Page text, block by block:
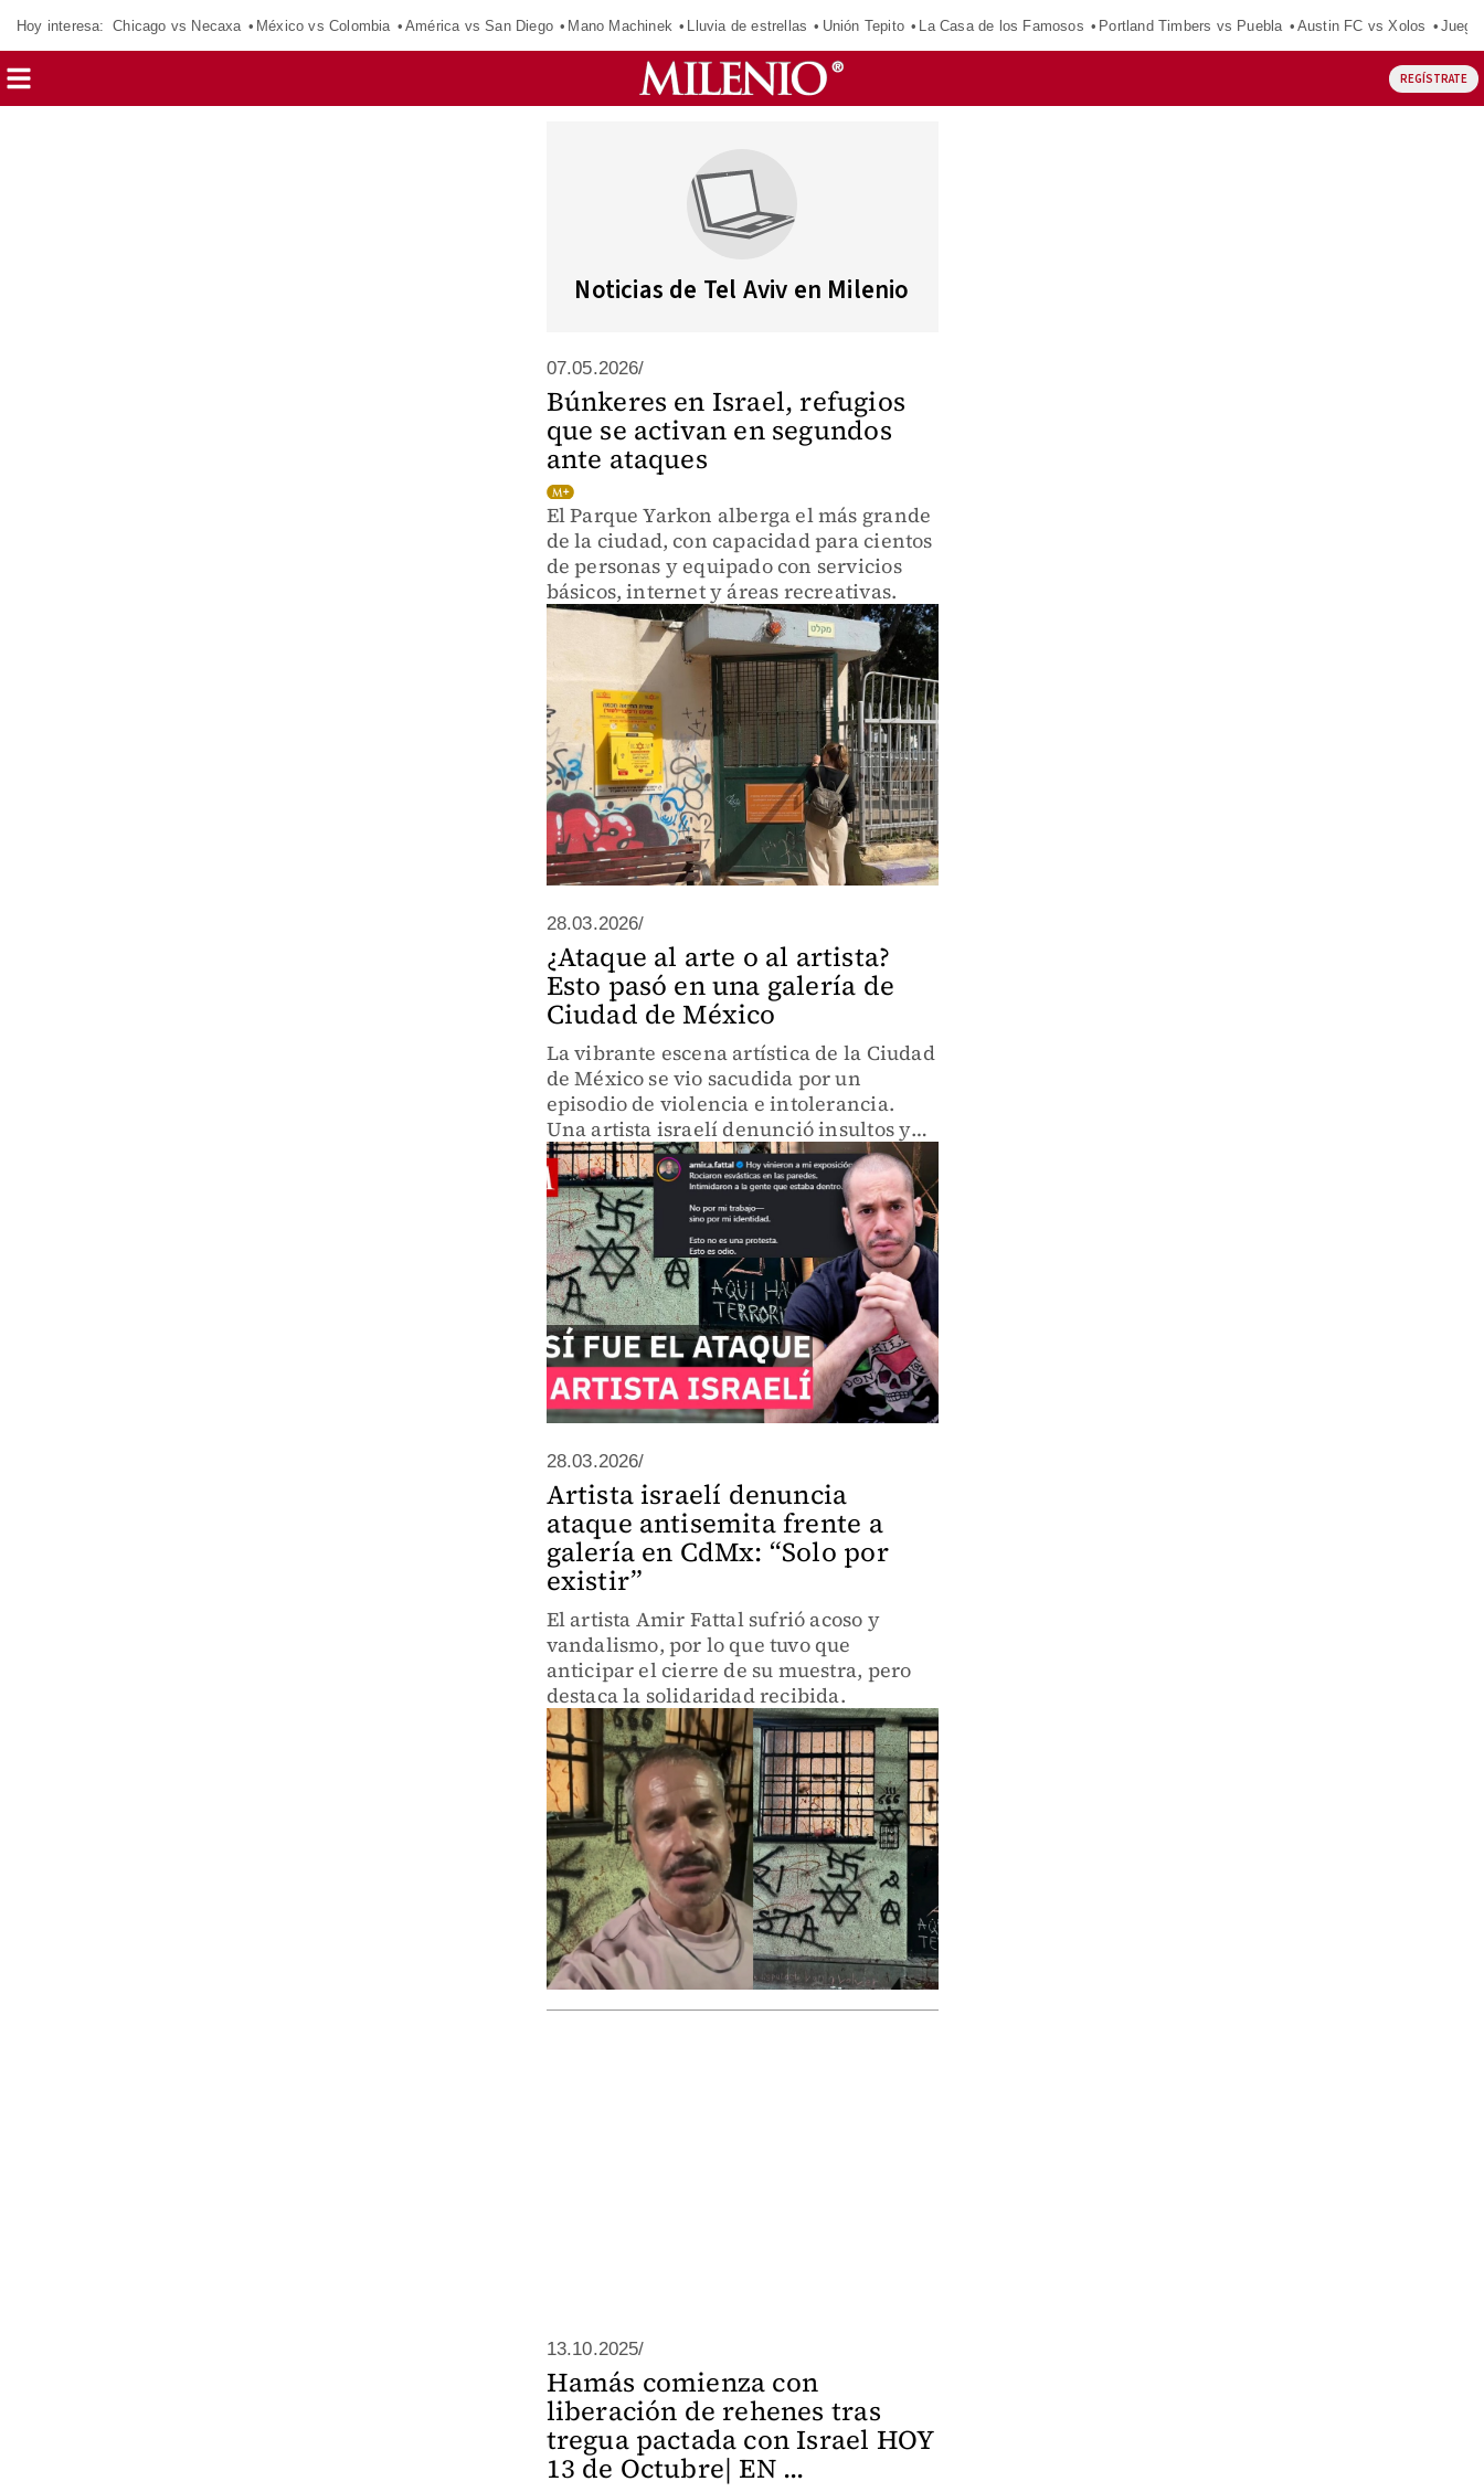
Hoy interesa: Chicago vs Necaxa México vs Colombia América vs San Diego Mano Machinek Lluvia de estrellas Unión Tepito La Casa de los Famosos Portland Timbers vs Puebla Austin FC vs Xolos
REGÍSTRATE
Noticias de Tel Aviv en Milenio
07.05.2026/
Búnkeres en Israel, refugios
que se activan en segundos
ante ataques
El Parque Yarkon alberga el más grande
de la ciudad, con capacidad para cientos
de personas y equipado con servicios
básicos, internet y áreas recreativas.
28.03.2026/
¿Ataque al arte o al artista?
Esto pasó en una galería de
Ciudad de México
La vibrante escena artística de la Ciudad
de México se vio sacudida por un
episodio de violencia e intolerancia.
Una artista israelí denunció insultos y
agresiones físicas de carácter antisemita
en una galería de la colonia Roma.
Conoce los detalles.
28.03.2026/
Artista israelí denuncia
ataque antisemita frente a
galería en CdMx: “Solo por
existir”
El artista Amir Fattal sufrió acoso y
vandalismo, por lo que tuvo que
anticipar el cierre de su muestra, pero
destaca la solidaridad recibida.
13.10.2025/
Hamás comienza con
liberación de rehenes tras
tregua pactada con Israel HOY
13 de Octubre| EN ...